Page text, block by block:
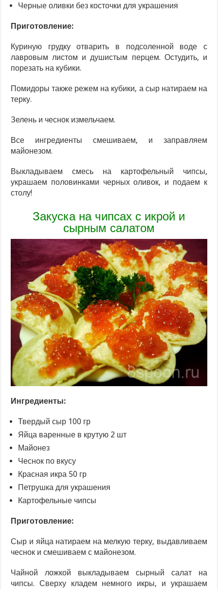
Черные оливки без косточки для украшения
Приготовление:
Куриную грудку отварить в подсоленной воде с
лавровым листом и душистым перцем. Остудить, и
порезать на кубики.
Помидоры также режем на кубики, а сыр натираем на
терку.
Зелень и чеснок измельчаем.
Все ингредиенты смешиваем, и заправляем
майонезом.
Выкладываем смесь на картофельный чипсы,
украшаем половинками черных оливок, и подаем к
столу!
Закуска на чипсах с икрой и
сырным салатом
Ингредиенты:
Твердый сыр 100 гр
Яйца варенные в крутую 2 шт
Майонез
Чеснок по вкусу
Красная икра 50 гр
Петрушка для украшения
Картофельные чипсы
Приготовление:
Сыр и яйца натираем на мелкую терку, выдавливаем
чеснок и смешиваем с майонезом.
Чайной ложкой выкладываем сырный салат на
чипсы. Сверху кладем немного икры, и украшаем